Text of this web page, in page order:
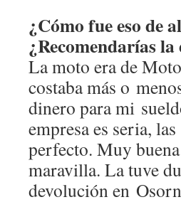
¿Cómo fue eso de
¿Recomendarías la
La moto era de
costaba más o
dinero para mi
empresa es seria,
perfecto. Muy
maravilla. La tuve
devolución en